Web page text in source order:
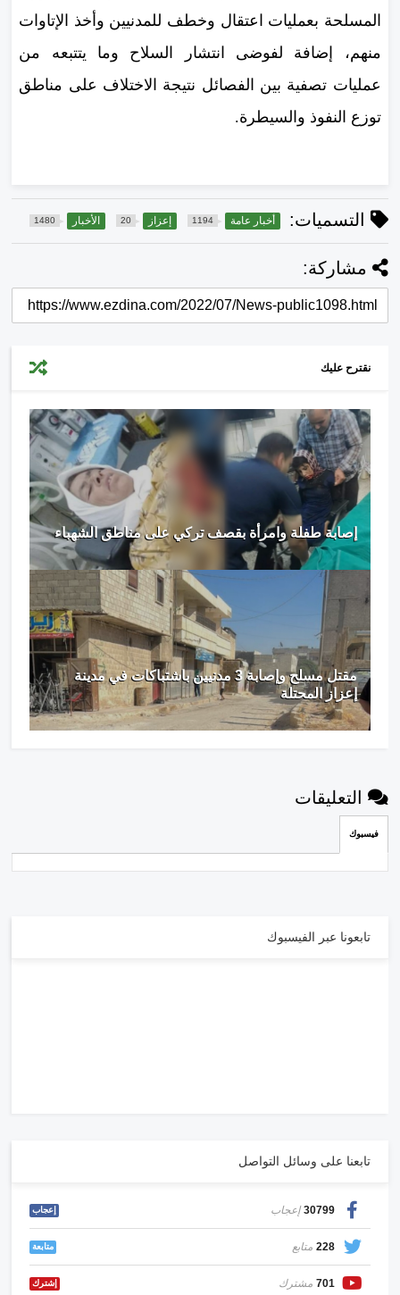
المسلحة بعمليات اعتقال وخطف للمدنيين وأخذ الإتاوات
منهم، إضافة لفوضى انتشار السلاح وما يتتبعه من
عمليات تصفية بين الفصائل نتيجة الاختلاف على مناطق
توزع النفوذ والسيطرة.
التسميات: أخبار عامة 1194 إعزاز 20 الأخبار 1480
مشاركة:
نقترح عليك
إصابة طفلة وامرأة بقصف تركي على مناطق الشهباء
مقتل مسلح وإصابة 3 مدنيين باشتباكات في مدينة
إعزاز المحتلة
التعليقات
فيسبوك
تابعونا عبر الفيسبوك
تابعنا على وسائل التواصل
30799 إعجاب إعجاب
228 متابع متابعة
701 مشترك إشترك